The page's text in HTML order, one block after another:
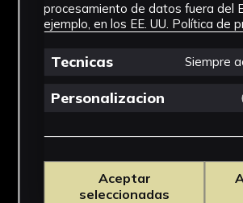
Rococó
Técnica
Grabado a buril
procesamiento de datos fuera del
ejemplo, en los EE. UU. Política de
Tecnicas Siempre
Personalizacion
Aceptar
seleccionadas